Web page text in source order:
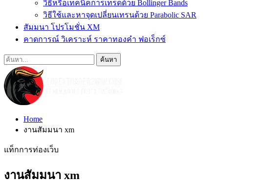
วิธีหรือเทคนิคการเทรดด้วย Bollinger Bands
วิธีใช้และหาจุดเปลี่ยนเทรนด้วย Parabolic SAR
สัมมนา โปรโมชั่น XM
คาดการณ์ วิเคราะห์ ราคาทองคำ ฟอเร็กซ์
Home
งานสัมมนา xm
แท็กการท่องเว็บ
งานสัมมนา xm